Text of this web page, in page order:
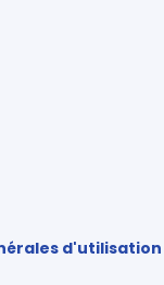
d'utilisation